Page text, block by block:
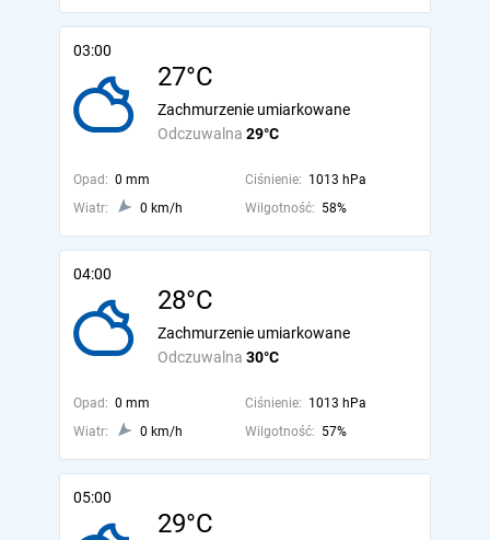
03:00
27°C
Odczuwalna 29°C
Zachmurzenie umiarkowane
Opad: 0 mm Ciśnienie: 1013 hPa
Wiatr:
0 km/h Wilgotność: 58%
04:00
28°C
Odczuwalna 30°C
Zachmurzenie umiarkowane
Opad: 0 mm Ciśnienie: 1013 hPa
Wiatr:
0 km/h Wilgotność: 57%
05:00
29°C